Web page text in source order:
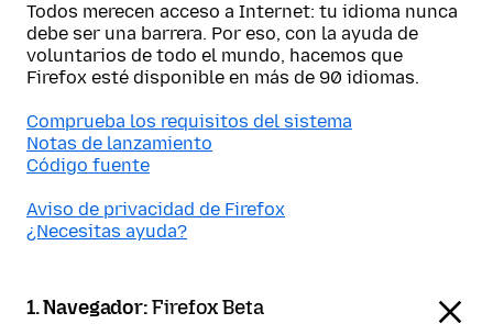
Todos merecen acceso a Internet: tu idioma nunca
debe ser una barrera. Por eso, con la ayuda de
voluntarios de todo el mundo, hacemos que
Firefox esté disponible en más de 90 idiomas.
Comprueba los requisitos del sistema
Notas de lanzamiento
Código fuente
Aviso de privacidad de Firefox
¿Necesitas ayuda?
1. Navegador:Firefox Beta